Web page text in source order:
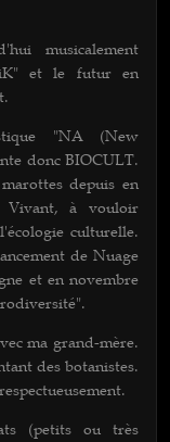
musicalement
et le futur en
"NA (New
donc BIOCULT.
depuis en
à vouloir
culturelle.
de Nuage
et en novembre
ma grand-mère.
des botanistes.
(petits ou très